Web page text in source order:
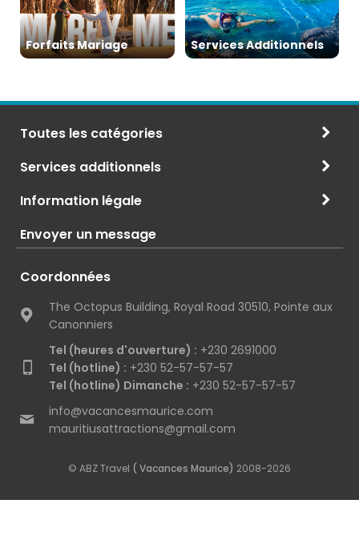
Forfaits Mariage Services Additionnels
Toutes les catégories
Services additionnels
Information légale
Envoyer un message
Coordonnées
The Octopus Building, Royal Road 30510, Pointe aux
Canonniers
Tel (heures d'ouverture) : +230 2691000
Tel (hotline) : +230 52-57-57-57
Tel (hotline) Dimanche : +230 52-57-57-57
info@vacancesmaurice.com
mauritiusattractions@gmail.com
© ABZ Travel ( Vacances Maurice) 2008-2026